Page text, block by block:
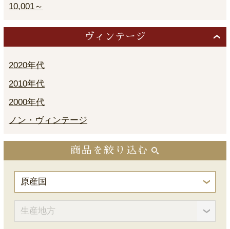
10,001～
ヴィンテージ
2020年代
2010年代
2000年代
ノン・ヴィンテージ
商品を絞り込む